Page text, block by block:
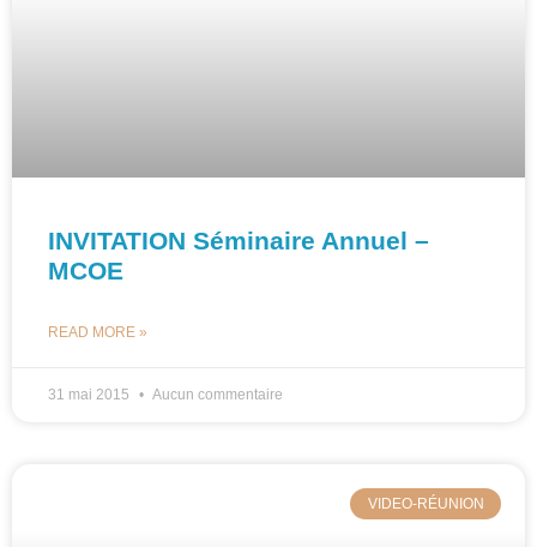
INVITATION Séminaire Annuel –
MCOE
READ MORE »
31 mai 2015 Aucun commentaire
VIDEO-RÉUNION